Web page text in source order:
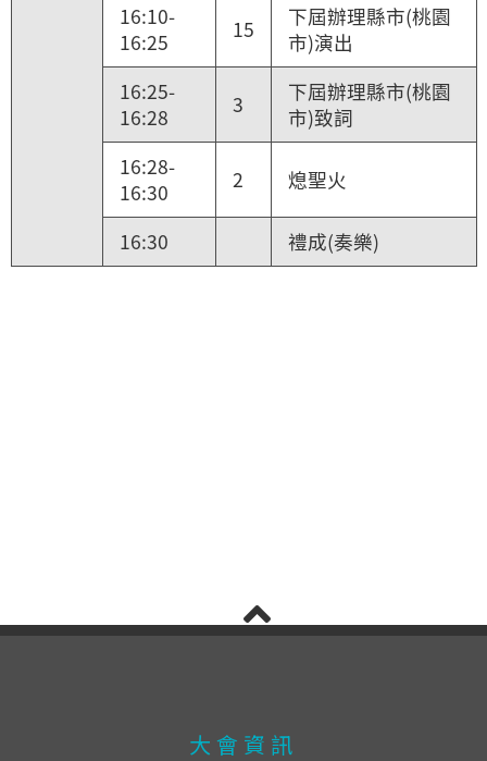
16:10-
16:25
15
下屆辦理縣市(桃園
市)演出
16:25-
16:28
3
下屆辦理縣市(桃園
市)致詞
16:28-
16:30
2 熄聖火
16:30 禮成(奏樂)
大會資訊